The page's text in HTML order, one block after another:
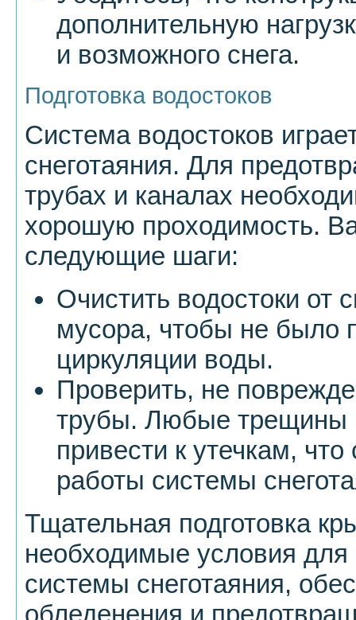
дополнительную
и возможного снега.
Подготовка водостоков
Система водостоков
снеготаяния. Для
трубах и каналах
хорошую проходимость.
следующие шаги:
Очистить водостоки от
мусора, чтобы не было
циркуляции воды.
Проверить, не
трубы. Любые трещины
привести к утечкам,
работы системы
Тщательная подготовка
необходимые условия
системы снеготаяния,
обледенения и